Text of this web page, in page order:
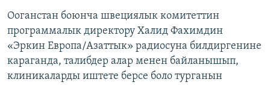
Ооганстан боюнча швециялык комитеттин
программалык директору Халид Фахимдин
«Эркин Европа/Азаттык» радиосуна билдиргенине
караганда, талибдер алар менен байланышып,
клиникаларды иштете берсе боло турганын